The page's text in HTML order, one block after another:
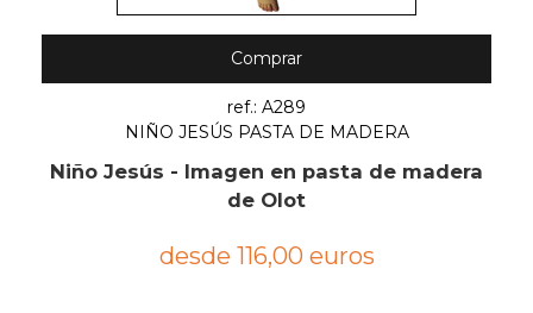
Comprar
ref.: A289
NIÑO JESÚS PASTA DE MADERA
Niño Jesús - Imagen en pasta de madera
de Olot
desde 116,00 euros